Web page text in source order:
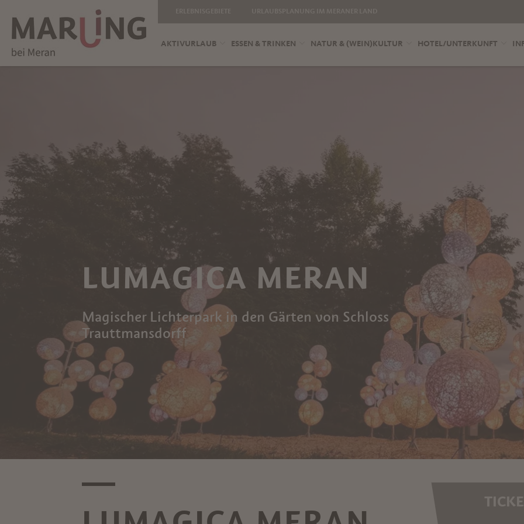
AKTIVURLAUB ESSEN & TRINKEN NATUR & (WEIN)KULTUR HOTEL/UNTERKUNFT
LUMAGICA MERAN
Magischer Lichterpark in den Gärten von Schloss
Trauttmansdorff